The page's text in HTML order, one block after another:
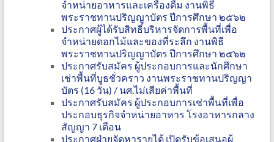
จำหน่ายอาหารและเครื่องดื่ม งานพิธี
พระราชทานปริญญาบัตร ปีการศึกษา ๒๕๖๒
ประกาศผู้ได้รับสิทธิ์บริหารจัดการพื้นที่เพื่อ
จำหน่ายดอกไม้และของที่ระลึก งานพิธี
พระราชทานปริญญาบัตร ปีการศึกษา ๒๕๖๒
ประกาศรับสมัคร ผู้ประกอบการและนักศึกษา
เช่าพื้นที่บูธชั่วคราว งานพระราชทานปริญญา
บัตร (16 วัน) / นศ.ไม่เสียค่าพื้นที่
ประกาศรับสมัคร ผู้ประกอบการเช่าพื้นที่เพื่อ
ประกอบธุรกิจจำหน่ายอาหาร โรงอาหารกลาง
สัญญา 7 เดือน
ประกาศฝ่ายจัดหารายได้ เปิดรับข้อเสนอผู้